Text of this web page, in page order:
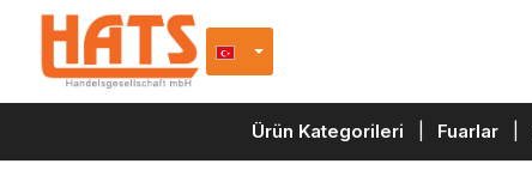
atla Ana navigasyona geç
Ürün Kategorileri Fuarlar